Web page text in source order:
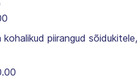
piirangud sõidukitele,